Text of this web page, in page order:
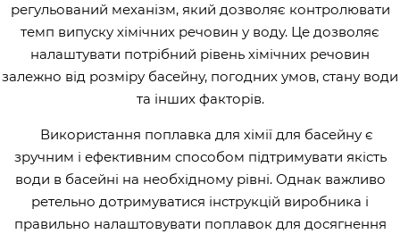
регульований механізм, який дозволяє контролювати
темп випуску хімічних речовин у воду. Це дозволяє
налаштувати потрібний рівень хімічних речовин
залежно від розміру басейну, погодних умов, стану води
та інших факторів.
Використання поплавка для хімії для басейну є
зручним і ефективним способом підтримувати якість
води в басейні на необхідному рівні. Однак важливо
ретельно дотримуватися інструкцій виробника і
правильно налаштовувати поплавок для досягнення